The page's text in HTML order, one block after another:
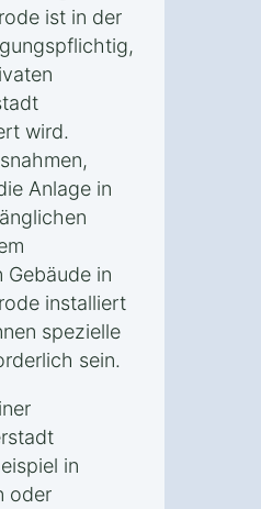
ist in der
wird.
Anlage in
Gebäude in
installiert
spezielle
sein.
in
oder